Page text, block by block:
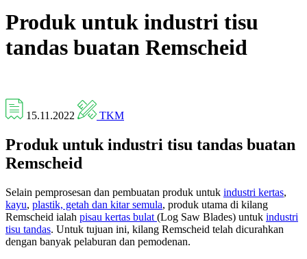
Produk untuk industri tisu
tandas buatan Remscheid
15.11.2022 TKM
Produk untuk industri tisu tandas buatan
Remscheid
Selain pemprosesan dan pembuatan produk untuk industri kertas,
kayu, plastik, getah dan kitar semula, produk utama di kilang
Remscheid ialah pisau kertas bulat (Log Saw Blades) untuk industri
tisu tandas. Untuk tujuan ini, kilang Remscheid telah dicurahkan
dengan banyak pelaburan dan pemodenan.